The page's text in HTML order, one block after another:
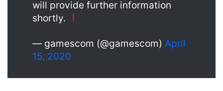
will provide further information
shortly.
— gamescom (@gamescom) April
15, 2020